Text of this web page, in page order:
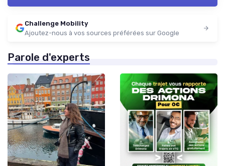
Challenge Mobility
Ajoutez-nous à vos sources préférées sur Google
Parole d'experts